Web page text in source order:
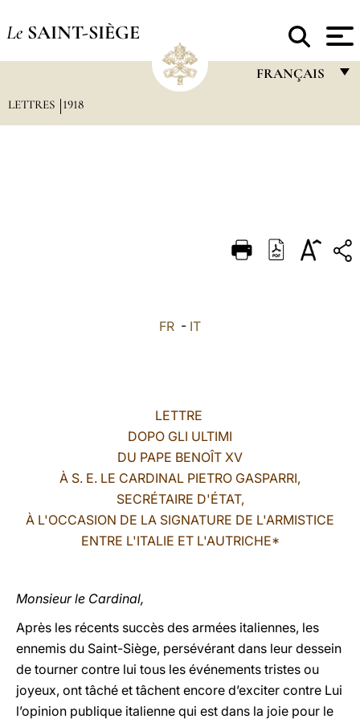
Le SAINT-SIÈGE
FRANÇAIS
DEUTSCH
LETTRES 1918
FR - IT
LETTRE
DOPO GLI ULTIMI
DU PAPE BENOÎT XV
À S. E. LE CARDINAL PIETRO GASPARRI,
SECRÉTAIRE D'ÉTAT,
À L'OCCASION DE LA SIGNATURE DE L'ARMISTICE
ENTRE L'ITALIE ET L'AUTRICHE*
Monsieur le Cardinal,
Après les récents succès des armées italiennes, les
ennemis du Saint-Siège, persévérant dans leur dessein
de tourner contre lui tous les événements tristes ou
joyeux, ont tâché et tâchent encore d’exciter contre Lui
l’opinion publique italienne qui est dans la joie pour le